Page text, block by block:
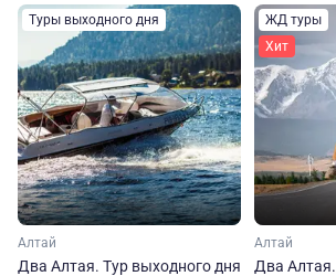
Туры выходного дня
Алтай
Два Алтая. Тур выходного дня
ЖД туры
Хит
Алтай
Два Алтая.